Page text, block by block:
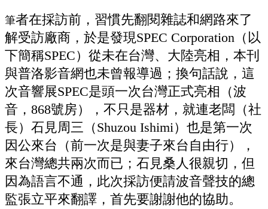
筆者在採訪前，習慣先翻閱雜誌和網路來了
解受訪廠商，於是發現SPEC Corporation（以
下簡稱SPEC）從未在台灣、大陸亮相，本刊
與普洛影音網也未曾報導過；換句話說，這
次音響展SPEC是頭一次台灣正式亮相（波
音，868號房），不只是器材，就連老闆（社
長）石見周三（Shuzou Ishimi）也是第一次
因公來台（前一次是與妻子來台自由行），
來台灣總共兩次而已；石見桑人很親切，但
因為語言不通，此次採訪便請波音聲技的總
監張立平來翻譯，首先要謝謝他的協助。